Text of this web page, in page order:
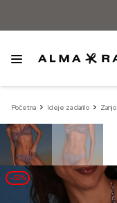
Početna Ideje za darilo Zanjo
–51%